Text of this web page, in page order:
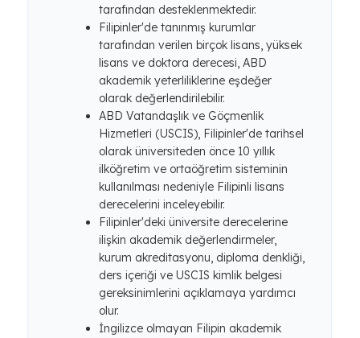
tarafından desteklenmektedir.
Filipinler'de tanınmış kurumlar
tarafından verilen birçok lisans, yüksek
lisans ve doktora derecesi, ABD
akademik yeterliliklerine eşdeğer
olarak değerlendirilebilir.
ABD Vatandaşlık ve Göçmenlik
Hizmetleri (USCIS), Filipinler'de tarihsel
olarak üniversiteden önce 10 yıllık
ilköğretim ve ortaöğretim sisteminin
kullanılması nedeniyle Filipinli lisans
derecelerini inceleyebilir.
Filipinler'deki üniversite derecelerine
ilişkin akademik değerlendirmeler,
kurum akreditasyonu, diploma denkliği,
ders içeriği ve USCIS kimlik belgesi
gereksinimlerini açıklamaya yardımcı
olur.
İngilizce olmayan Filipin akademik